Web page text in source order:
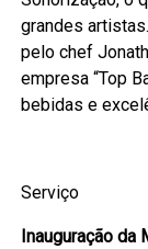
grandes
pelo chef
empresa “Top
bebidas e
Serviço
Inauguração da